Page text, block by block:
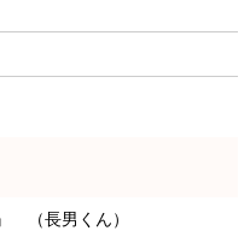
（長男くん）